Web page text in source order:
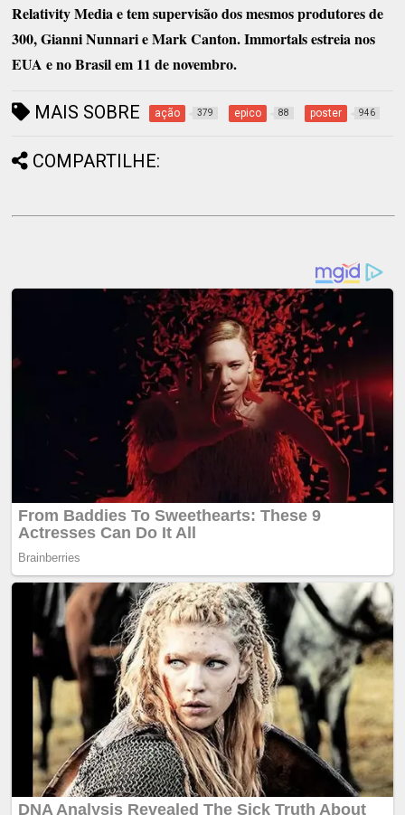
Relativity Media e tem supervisão dos mesmos produtores de
300, Gianni Nunnari e Mark Canton. Immortals estreia nos
EUA e no Brasil em 11 de novembro.
MAIS SOBRE ação 379 epico 88 poster 946
COMPARTILHE: